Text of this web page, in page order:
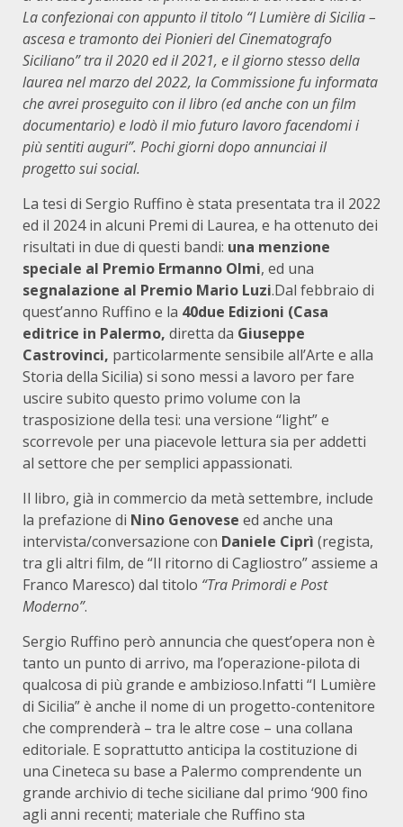
La confezionai con appunto il titolo “I Lumière di Sicilia –
ascesa e tramonto dei Pionieri del Cinematografo
Siciliano” tra il 2020 ed il 2021, e il giorno stesso della
laurea nel marzo del 2022, la Commissione fu informata
che avrei proseguito con il libro (ed anche con un film
documentario) e lodò il mio futuro lavoro facendomi i
più sentiti auguri”. Pochi giorni dopo annunciai il
progetto sui social.
La tesi di Sergio Ruffino è stata presentata tra il 2022
ed il 2024 in alcuni Premi di Laurea, e ha ottenuto dei
risultati in due di questi bandi: una menzione
speciale al Premio Ermanno Olmi, ed una
segnalazione al Premio Mario Luzi.Dal febbraio di
quest’anno Ruffino e la 40due Edizioni (Casa
editrice in Palermo, diretta da Giuseppe
Castrovinci, particolarmente sensibile all’Arte e alla
Storia della Sicilia) si sono messi a lavoro per fare
uscire subito questo primo volume con la
trasposizione della tesi: una versione “light” e
scorrevole per una piacevole lettura sia per addetti
al settore che per semplici appassionati.
Il libro, già in commercio da metà settembre, include
la prefazione di Nino Genovese ed anche una
intervista/conversazione con Daniele Ciprì (regista,
tra gli altri film, de “Il ritorno di Cagliostro” assieme a
Franco Maresco) dal titolo “Tra Primordi e Post
Moderno”.
Sergio Ruffino però annuncia che quest’opera non è
tanto un punto di arrivo, ma l’operazione-pilota di
qualcosa di più grande e ambizioso.Infatti “I Lumière
di Sicilia” è anche il nome di un progetto-contenitore
che comprenderà – tra le altre cose – una collana
editoriale. E soprattutto anticipa la costituzione di
una Cineteca su base a Palermo comprendente un
grande archivio di teche siciliane dal primo ‘900 fino
agli anni recenti; materiale che Ruffino sta